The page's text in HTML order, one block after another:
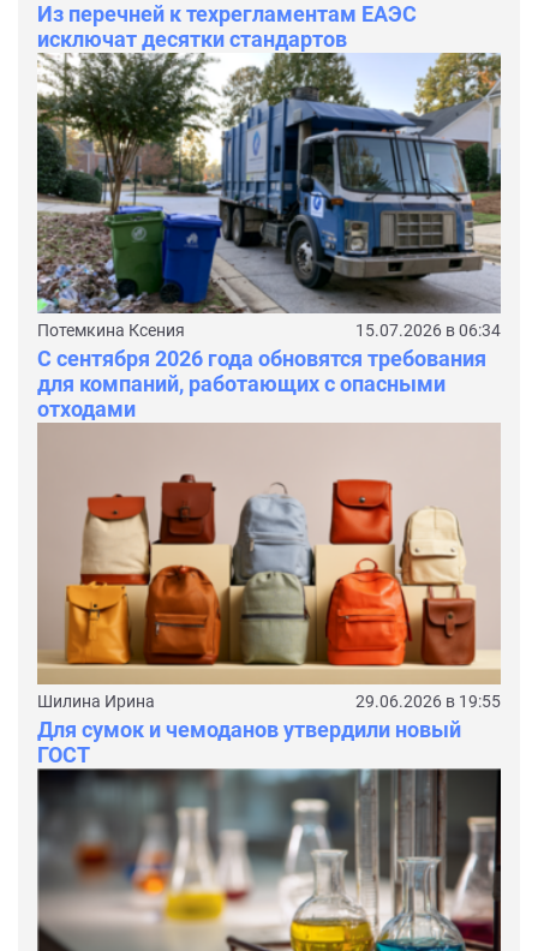
Из перечней к техрегламентам ЕАЭС
исключат десятки стандартов
Потемкина Ксения 15.07.2026 в 06:34
С сентября 2026 года обновятся требования
для компаний, работающих с опасными
отходами
Шилина Ирина 29.06.2026 в 19:55
Для сумок и чемоданов утвердили новый
ГОСТ